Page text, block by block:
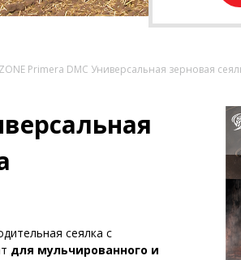
Primera DMC Универсальная зерновая
сеялка с
для мульчированного и